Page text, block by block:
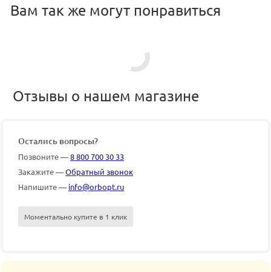
Вам так же могут понравиться
Отзывы о нашем магазине
Остались вопросы?
Позвоните —8 800 700 30 33
Закажите —Обратный звонок
Напишите — info@orbopt.ru
Моментально купите в 1 клик